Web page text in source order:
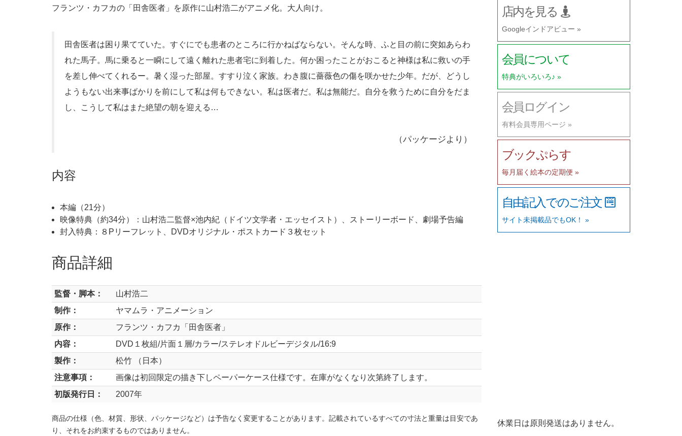
フランツ・カフカの「田舎医者」を原作に山村浩二がアニメ化。大人向け。
田舎医者は困り果てていた。すぐにでも患者のところに行かねばならない。そんな時、ふと目の前に突如あらわ
れた馬子。馬に乗ると一瞬にして遠く離れた患者宅に到着した。何か困ったことがおこると神様は私に救いの手
を差し伸べてくれるー。暑く湿った部屋。すすり泣く家族。わき腹に薔薇色の傷を咲かせた少年。だが、どうし
ようもない出来事ばかりを前にして私は何もできない。私は医者だ。私は無能だ。自分を救うために自分をだま
し、こうして私はまた絶望の朝を迎える…
（パッケージより）
内容
本編（21分）
映像特典（約34分）：山村浩二監督×池内紀（ドイツ文学者・エッセイスト）、ストーリーボード、劇場予告編
封入特典：８Pリーフレット、DVDオリジナル・ポストカード３枚セット
商品詳細
監督・脚本：
山村浩二
制作：
ヤマムラ・アニメーション
原作：
フランツ・カフカ「田舎医者」
内容：
DVD１枚組/片面１層/カラー/ステレオドルビーデジタル/16:9
製作：
松竹 （日本）
注意事項：
画像は初回限定の描き下しペーパーケース仕様です。在庫がなくなり次第終了します。
初版発行日：
2007年
商品の仕様（色、材質、形状、パッケージなど）は予告なく変更することがあります。記載されているすべての寸法と重量は目安であ
り、それをお約束するものではありません。
店内を見る
Googleインドアビュー »
会員について
特典がいろいろ♪ »
会員ログイン
有料会員専用ページ »
ブックぷらす
毎月届く絵本の定期便 »
自由記入でのご注文
サイト未掲載品でもOK！ »
休業日は原則発送はありません。